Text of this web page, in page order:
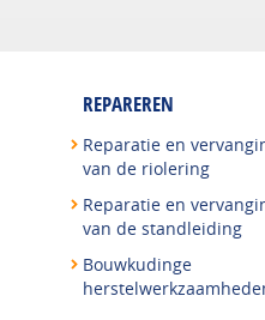
REPAREREN
Reparatie en
van de riolering
Reparatie en
van de standleiding
Bouwkudinge